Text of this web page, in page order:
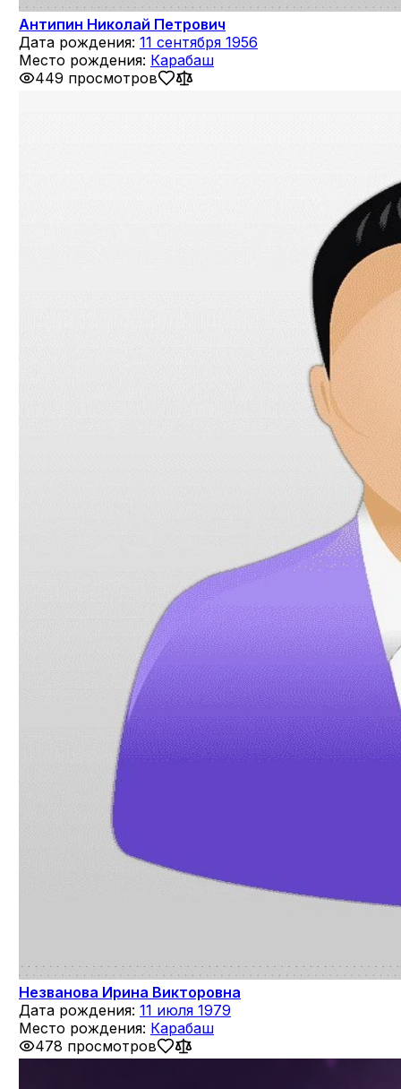
Антипин Николай Петрович
Дата рождения: 11 сентября 1956
Место рождения: Карабаш
449 просмотров
Незванова Ирина Викторовна
Дата рождения: 11 июля 1979
Место рождения: Карабаш
478 просмотров